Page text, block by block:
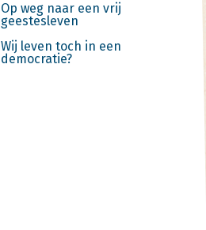
Op weg naar een vrij
geestesleven
Wij leven toch in een
democratie?